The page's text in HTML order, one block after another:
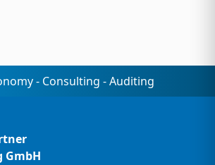
- Consulting - Auditing
GmbH